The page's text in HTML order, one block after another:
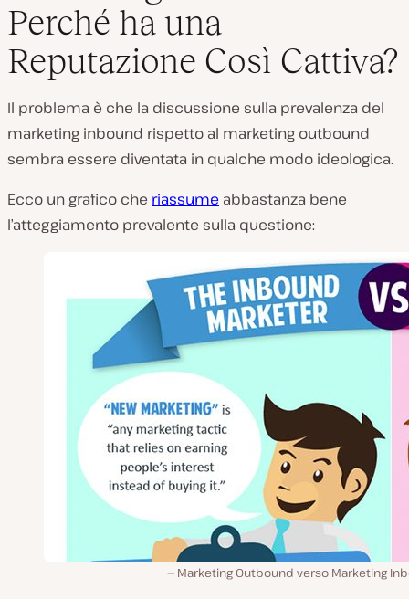
Perché ha una
Reputazione Così Cattiva?
Il problema è che la discussione sulla prevalenza del
marketing inbound rispetto al marketing outbound
sembra essere diventata in qualche modo ideologica.
Ecco un grafico che riassume abbastanza bene
l’atteggiamento prevalente sulla questione:
Marketing Outbound verso Marketing